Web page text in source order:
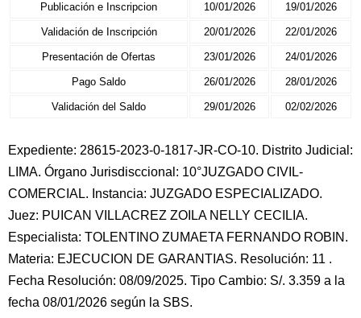
Publicación e Inscripcion
10/01/2026 19/01/2026
Validación de Inscripción 20/01/2026 22/01/2026
Presentación de Ofertas 23/01/2026 24/01/2026
Pago Saldo 26/01/2026 28/01/2026
Validación del Saldo 29/01/2026 02/02/2026
Expediente: 28615-2023-0-1817-JR-CO-10. Distrito Judicial:
LIMA. Órgano Jurisdisccional: 10°JUZGADO CIVIL-
COMERCIAL. Instancia: JUZGADO ESPECIALIZADO.
Juez: PUICAN VILLACREZ ZOILA NELLY CECILIA.
Especialista: TOLENTINO ZUMAETA FERNANDO ROBIN.
Materia: EJECUCION DE GARANTIAS. Resolución: 11 .
Fecha Resolución: 08/09/2025. Tipo Cambio: S/. 3.359 a la
fecha 08/01/2026 según la SBS.